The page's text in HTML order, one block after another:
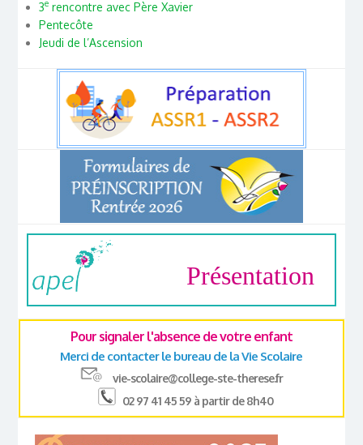
3erencontre avec Père Xavier
Pentecôte
Jeudi de l’Ascension
Présentation
Pour signaler l'absence de votre enfant
Merci de contacter le bureau de la Vie Scolaire
vie-scolaire@college-ste-therese.fr
02 97 41 45 59 à partir de 8h40